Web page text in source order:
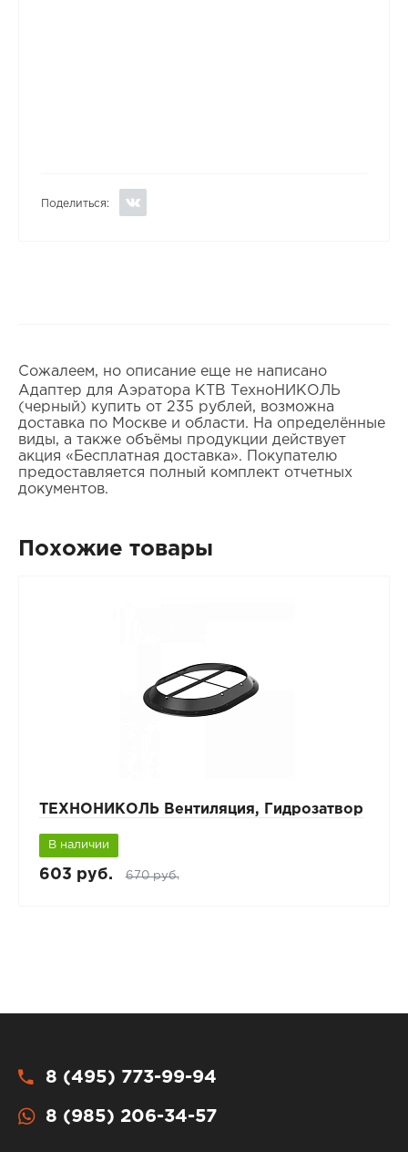
Поделиться:
Сожалеем, но описание еще не написано
Адаптер для Аэратора КТВ ТехноНИКОЛЬ
(черный) купить от 235 рублей, возможна
доставка по Москве и области. На определённые
виды, а также объёмы продукции действует
акция «Бесплатная доставка». Покупателю
предоставляется полный комплект отчетных
документов.
Похожие товары
ТЕХНОНИКОЛЬ Вентиляция, Гидрозатвор
В наличии
603 руб. 670 руб.
8 (495) 773-99-94
8 (985) 206-34-57